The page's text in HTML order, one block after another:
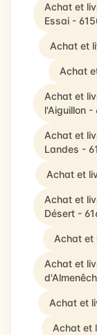
Achat et
Essai -
Achat et
Achat
Achat et
l'Aiguillon -
Achat et
Landes -
Achat et
Achat et
Désert -
Achat et
Achat et
Achat et
Achat et